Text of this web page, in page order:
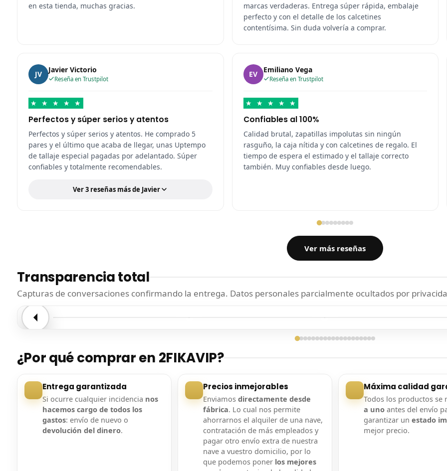
en esta tienda, muchas gracias.
marcas verdaderas. Entrega súper rápida, embalaje
perfecto y con el detalle de los calcetines
contentísima. Sin duda volvería a comprar.
JV Javier Victorio
Reseña en Trustpilot
★ ★ ★ ★ ★
Perfectos y súper serios y atentos
Perfectos y súper serios y atentos. He comprado 5
pares y el último que acaba de llegar, unas Uptempo
de tallaje especial pagadas por adelantado. Súper
confiables y totalmente recomendables.
Ver 3 reseñas más de Javier
EV Emiliano Vega
Reseña en Trustpilot
★ ★ ★ ★ ★
Confiables al 100%
Calidad brutal, zapatillas impolutas sin ningún
rasguño, la caja nítida y con calcetines de regalo. El
tiempo de espera el estimado y el tallaje correcto
también. Muy confiables desde luego.
Ver más reseñas
Transparencia total
Capturas de conversaciones confirmando la entrega. Datos personales parcialmente ocultados por
¿Por qué comprar en 2FIKAVIP?
Entrega garantizada
Si ocurre cualquier incidencia nos
hacemos cargo de todos los
gastos: envío de nuevo o
devolución del dinero.
Precios inmejorables
Enviamos directamente desde
fábrica. Lo cual nos permite
ahorrarnos el alquiler de una nave,
contratación de más empleados y
pagar otro envío extra de nuestra
nave a vuestro domicilio, por lo
que podemos poner los mejores
Máxima calidad
Todos los productos se
a unoantes del envío
garantizar un estado
mejor precio.